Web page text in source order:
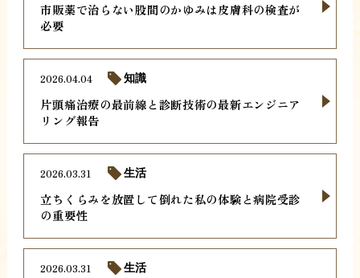
市販薬で治らない股間のかゆみは皮膚科の検査が
必要
片頭痛治療の最前線と診断技術の最新エンジニア
リング報告
2026.04.04 知識
立ちくらみを放置して倒れた私の体験と病院受診
の重要性
2026.03.31 生活
2026.03.31 生活